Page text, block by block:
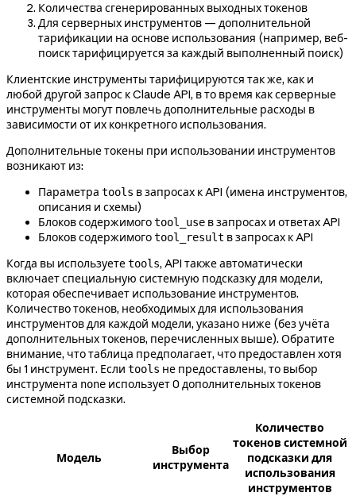
Количества сгенерированных выходных токенов
Для серверных инструментов — дополнительной
тарификации на основе использования (например, веб-
поиск тарифицируется за каждый выполненный поиск)
Клиентские инструменты тарифицируются так же, как и
любой другой запрос к Claude API, в то время как серверные
инструменты могут повлечь дополнительные расходы в
зависимости от их конкретного использования.
Дополнительные токены при использовании инструментов
возникают из:
Параметра tools в запросах к API (имена инструментов,
описания и схемы)
Блоков содержимогоtool_use в запросах и ответах API
Блоков содержимогоtool_result в запросах к API
Когда вы используетеtools, API также автоматически
включает специальную системную подсказку для модели,
которая обеспечивает использование инструментов.
Количество токенов, необходимых для использования
инструментов для каждой модели, указано ниже (без учёта
дополнительных токенов, перечисленных выше). Обратите
внимание, что таблица предполагает, что предоставлен хотя
бы 1 инструмент. Если tools не предоставлены, то выбор
инструмента none использует 0 дополнительных токенов
системной подсказки.
Модель
Выбор
инструмента
Количество
токенов системной
подсказки для
использования
инструментов